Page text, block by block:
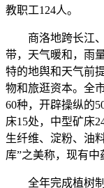
教职工124人。
商洛地跨长江、
带，天气暖和，雨
特的地舆和天气前
物和旅逛资本。全
60种，开辟操纵的
床15处，中型矿床
生纤维、淀粉、油
库”之美称，现有中
全年完成植树制